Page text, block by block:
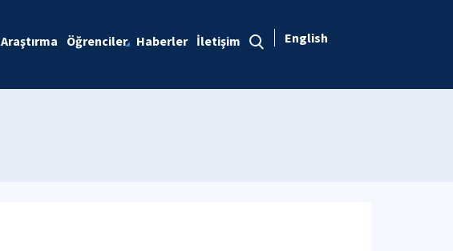
Araştırma Öğrenciler Haberler İletişim English